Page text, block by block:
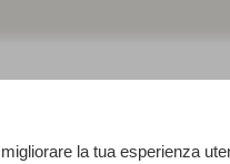
la tua esperienza